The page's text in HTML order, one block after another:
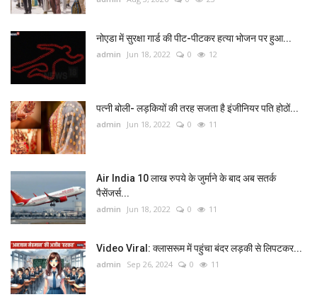
नोएडा में सुरक्षा गार्ड की पीट-पीटकर हत्या भोजन पर हुआ...
admin Jun 18, 2022 0 12
पत्नी बोली- लड़कियों की तरह सजता है इंजीनियर पति होठों...
admin Jun 18, 2022 0 11
Air India 10 लाख रुपये के जुर्माने के बाद अब सतर्क
पैसेंजर्स...
admin Jun 18, 2022 0 11
Video Viral: क्‍लासरूम में पहुंचा बंदर लड़की से लिपटकर...
admin Sep 26, 2024 0 11